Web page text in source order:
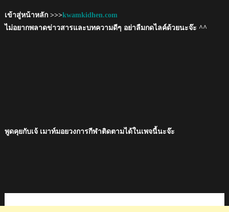
เข้าสู่หน้าหลัก >>>kwamkidhen.com
ไม่อยากพลาดข่าวสารและบทความดีๆ อย่าลืมกดไลค์ด้วยนะจ๊ะ ^^
พูดคุยกับเจ้ เมาท์มอยวงการกีฬาติดตามได้ในเพจนี้นะจ๊ะ